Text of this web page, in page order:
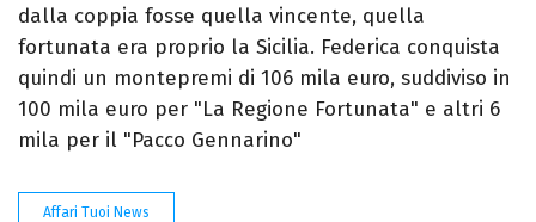
dalla coppia fosse quella vincente, quella
fortunata era proprio la Sicilia. Federica conquista
quindi un montepremi di 106 mila euro, suddiviso in
100 mila euro per "La Regione Fortunata" e altri 6
mila per il "Pacco Gennarino"
Affari Tuoi News